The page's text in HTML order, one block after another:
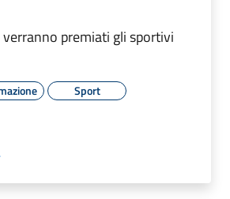
premiati gli sportivi
Sport